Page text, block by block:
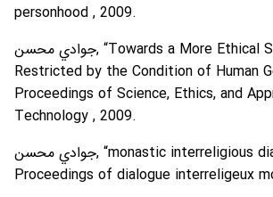
personhood , 2009.
جوادي محسن, “Towards a More Ethical Science: Science
Restricted by the Condition of Human
Proceedings of Science, Ethics, and
Technology , 2009.
جوادي محسن, “monastic interreligious dialogue”,
Proceedings of dialogue interreligeux